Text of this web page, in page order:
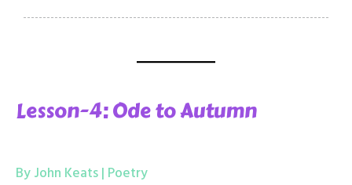
Lesson-4: Ode to Autumn
By John Keats | Poetry